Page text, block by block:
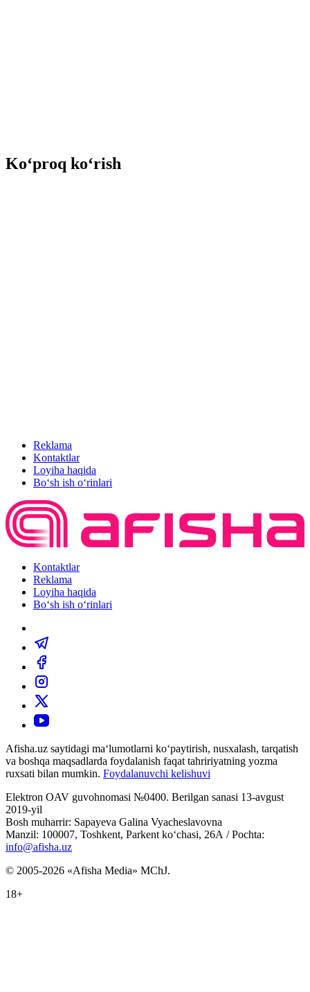
Ko‘proq ko‘rish
Reklama
Kontaktlar
Loyiha haqida
Bo‘sh ish o‘rinlari
Kontaktlar
Reklama
Loyiha haqida
Bo‘sh ish o‘rinlari
Afisha.uz saytidagi ma‘lumotlarni ko‘paytirish, nusxalash, tarqatish
va boshqa maqsadlarda foydalanish faqat tahririyatning yozma
ruxsati bilan mumkin. Foydalanuvchi kelishuvi
Elektron OAV guvohnomasi №0400. Berilgan sanasi 13-avgust
2019-yil
Bosh muharrir: Sapayeva Galina Vyacheslavovna
Manzil: 100007, Toshkent, Parkent ko‘chasi, 26А / Pochta:
info@afisha.uz
© 2005-2026 «Afisha Media» MChJ.
18+